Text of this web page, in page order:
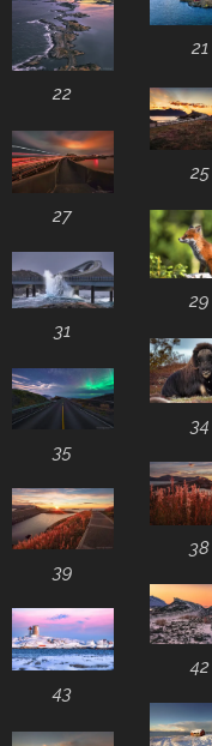
21
22
25
27
29
31
34
35
38
39
42
43